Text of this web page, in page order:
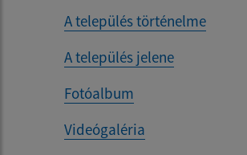
A település történelme
A település jelene
Fotóalbum
Videógaléria